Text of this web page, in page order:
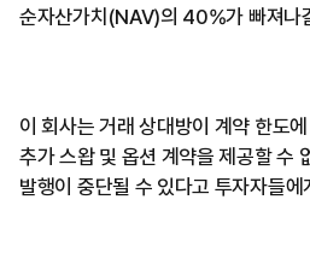
순자산가치(NAV)의 40%가 빠져나
이 회사는 거래 상대방이 계약 한도
추가 스왑 및 옵션 계약을 제공할 수
발행이 중단될 수 있다고 투자자들에